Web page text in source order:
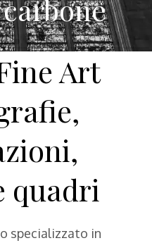
Art
quadri
specializzato in